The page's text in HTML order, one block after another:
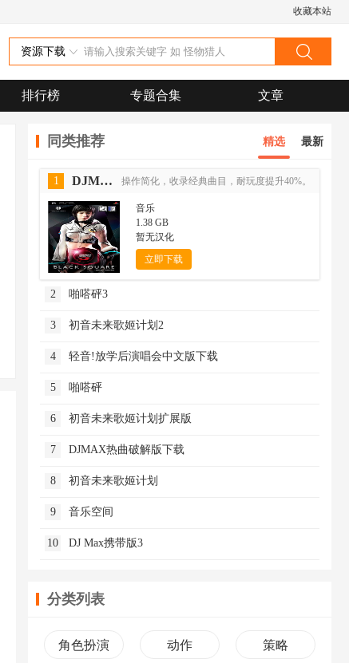
收藏本站
资源下载
排行榜 专题合集 文章
同类推荐 精选 最新
1 DJMAX黑色广场 操作简化，收录经典曲目，耐玩度提升40%。
音乐
1.38 GB
暂无汉化
立即下载
2 啪嗒砰3
3 初音未来歌姬计划2
4 轻音!放学后演唱会中文版下载
5 啪嗒砰
6 初音未来歌姬计划扩展版
7 DJMAX热曲破解版下载
8 初音未来歌姬计划
9 音乐空间
10 DJ Max携带版3
分类列表
角色扮演 动作 策略